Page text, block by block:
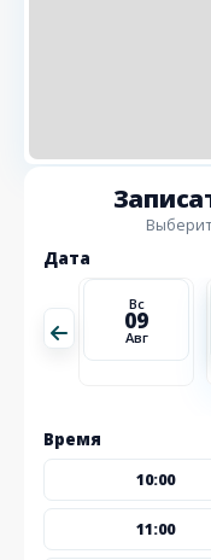
Дата
Вс
09
Авг
Время
10:00
11:00